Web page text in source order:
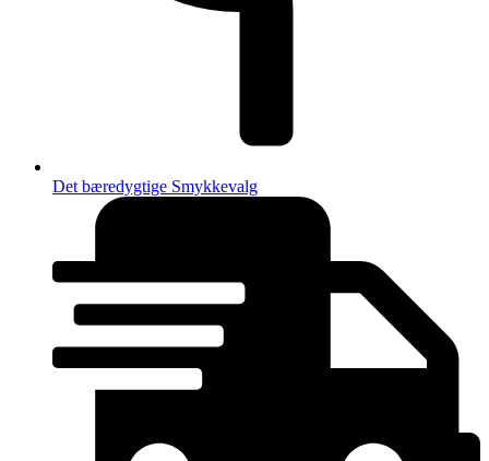
Det bæredygtige Smykkevalg